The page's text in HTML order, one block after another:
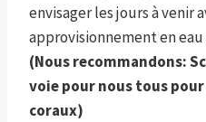
envisager les jours à venir
approvisionnement en
(Nous recommandons:
voie pour nous tous
coraux)